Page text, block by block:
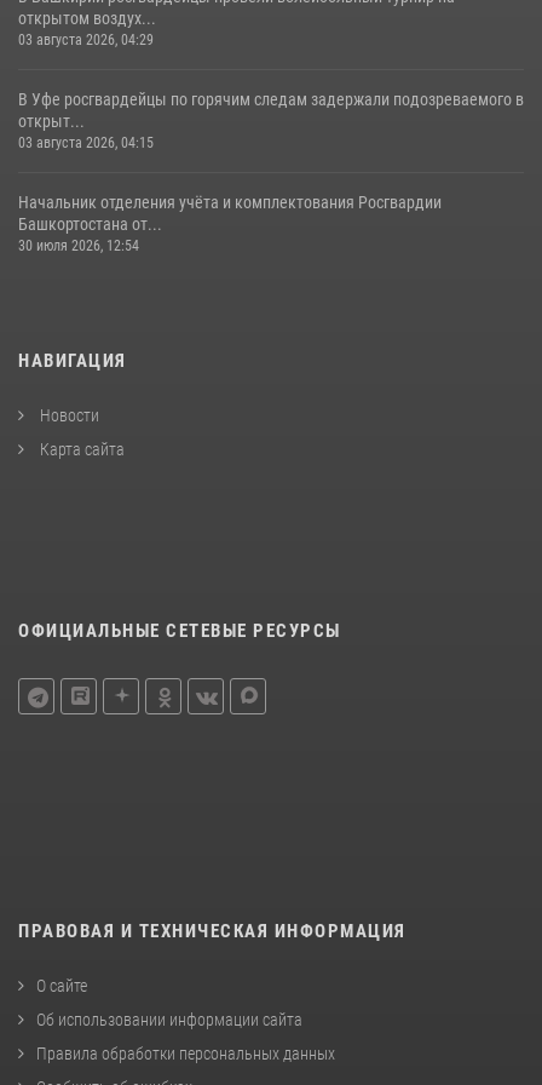
открытом воздух...
03 августа 2026, 04:29
В Уфе росгвардейцы по горячим следам задержали подозреваемого в
открыт...
03 августа 2026, 04:15
Начальник отделения учёта и комплектования Росгвардии
Башкортостана от...
30 июля 2026, 12:54
НАВИГАЦИЯ
Новости
Карта сайта
ОФИЦИАЛЬНЫЕ СЕТЕВЫЕ РЕСУРСЫ
ПРАВОВАЯ И ТЕХНИЧЕСКАЯ ИНФОРМАЦИЯ
О сайте
Об использовании информации сайта
Правила обработки персональных данных